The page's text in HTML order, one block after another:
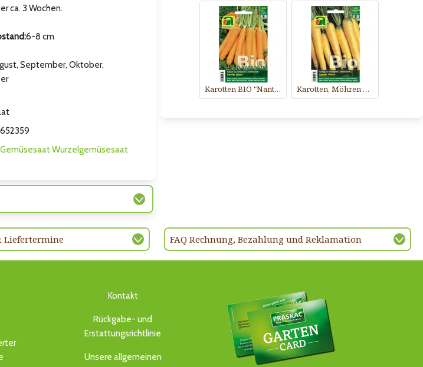
Karotten BIO "Nantes 2" - Saatband Karotten, Möhren BIO "Yellowstone"
ca. 3 Wochen.
6-8 cm
September, Oktober,
GemüsesaatWurzelgemüsesaat
Liefertermine FAQ Rechnung, Bezahlung und Reklamation
Kontakt
Rückgabe- und
Erstattungsrichtlinie
Unsere allgemeinen